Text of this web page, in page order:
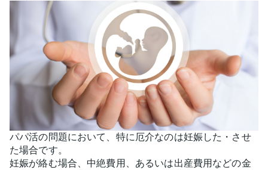
パパ活の問題において、特に厄介なのは妊娠した・させ
た場合です。
妊娠が絡む場合、中絶費用、あるいは出産費用などの金